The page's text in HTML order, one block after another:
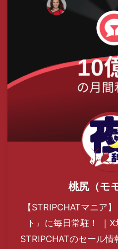
桃尻（モ
【STRIPCHATマニア
ト』に毎日常駐！ ｜
STRIPCHATのセール